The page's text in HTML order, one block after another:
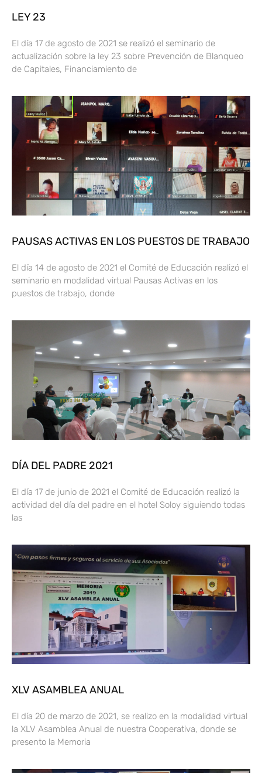
LEY 23
El día 17 de agosto de 2021 se realizó el seminario de
actualización sobre la ley 23 sobre Prevención de Blanqueo
de Capitales, Financiamiento de
PAUSAS ACTIVAS EN LOS PUESTOS DE TRABAJO
El día 14 de agosto de 2021 el Comité de Educación realizó el
seminario en modalidad virtual Pausas Activas en los
puestos de trabajo, donde
DÍA DEL PADRE 2021
El día 17 de junio de 2021 el Comité de Educación realizó la
actividad del día del padre en el hotel Soloy siguiendo todas
las
XLV ASAMBLEA ANUAL
El día 20 de marzo de 2021, se realizo en la modalidad virtual
la XLV Asamblea Anual de nuestra Cooperativa, donde se
presento la Memoria